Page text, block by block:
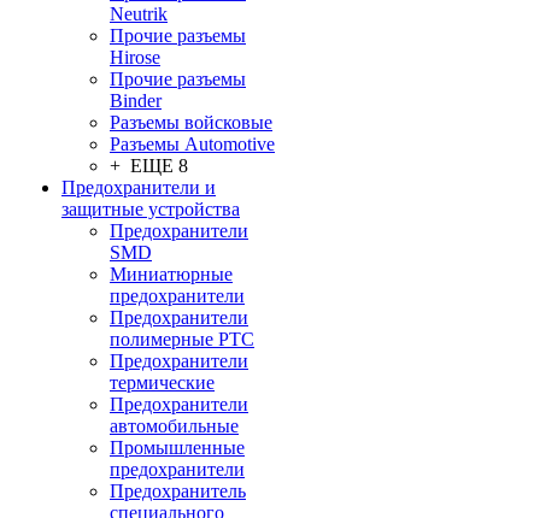
Neutrik
Прочие разъемы
Hirose
Прочие разъемы
Binder
Разъемы войсковые
Разъeмы Automotive
+ ЕЩЕ 8
Предохранители и
защитные устройства
Предохранители
SMD
Миниатюрные
предохранители
Предохранители
полимерные PTC
Предохранители
термические
Предохранители
автомобильные
Промышленные
предохранители
Предохранитель
специального